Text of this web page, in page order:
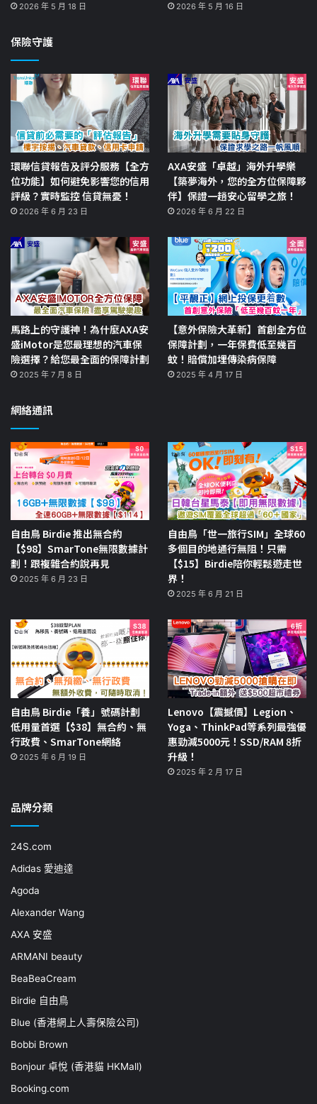
2026 年 5 月 18 日 2026 年 5 月 16 日
保險守護
環聯信貸報告及評分服務【全方
位功能】如何避免影響您的信用
評級？實時監控 信貸無憂！
2026 年 6 月 23 日
AXA安盛「卓越」海外升學樂
【築夢海外，您的全方位保障夥
伴】保證一趟安心留學之旅！
2026 年 6 月 22 日
馬路上的守護神！為什麼AXA安
盛iMotor是您最理想的汽車保
險選擇？給您最全面的保障計劃
2025 年 7 月 8 日
【意外保險大革新】首創全方位
保障計劃，一年保費低至幾百
蚊！賠償加埋傳染病保障
2025 年 4 月 17 日
網絡通訊
自由鳥 Birdie 推出無合約
【$98】SmarTone無限數據計
劃！跟複雜合約說再見
2025 年 6 月 23 日
自由鳥「世一旅行SIM」全球60
多個目的地通行無阻！只需
【$15】Birdie陪你輕鬆遊走世
界！
2025 年 6 月 21 日
自由鳥 Birdie「養」號碼計劃
低用量首選【$38】無合約、無
行政費、SmarTone網絡
2025 年 6 月 19 日
Lenovo【震撼價】Legion、
Yoga、ThinkPad等系列最強優
惠勁減5000元！SSD/RAM 8折
升級！
2025 年 2 月 17 日
品牌分類
24S.com
Adidas 愛迪達
Agoda
Alexander Wang
AXA 安盛
ARMANI beauty
BeaBeaCream
Birdie 自由鳥
Blue (香港網上人壽保險公司)
Bobbi Brown
Bonjour 卓悅 (香港貓 HKMall)
Booking.com